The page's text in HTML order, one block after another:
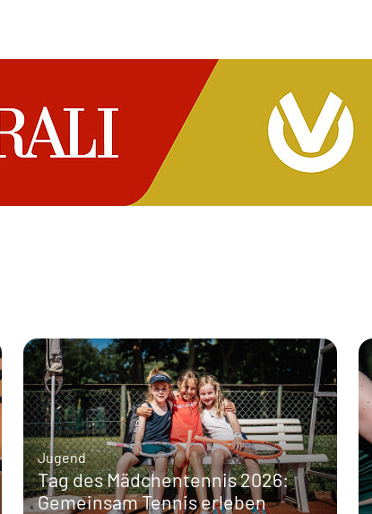
Jugend
Tag des Mädchentennis 2026:
Gemeinsam Tennis erleben